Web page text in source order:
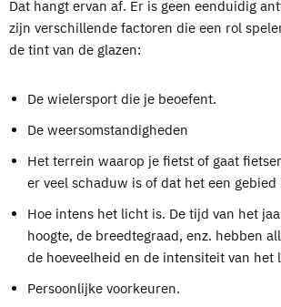
Dat hangt ervan af. Er is geen eenduidig
zijn verschillende factoren die een rol
de tint van de glazen:
De wielersport die je beoefent.
De weersomstandigheden
Het terrein waarop je fietst of gaat
er veel schaduw is of dat het een gebied
Hoe intens het licht is. De tijd van het
hoogte, de breedtegraad, enz. hebben
de hoeveelheid en de intensiteit van het
Persoonlijke voorkeuren.